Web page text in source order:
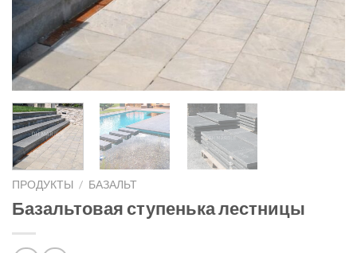
ПРОДУКТЫ / БАЗАЛЬТ
Базальтовая ступенька лестницы